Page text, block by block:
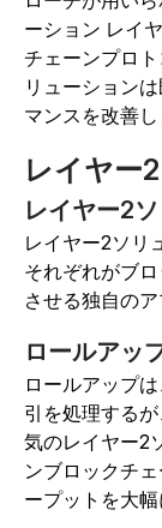
ーション レイ
チェーンプロ
リューション
マンスを改善し
レイヤー
レイヤー2
レイヤー2ソリ
それぞれがブ
させる独自の
ロールアッ
ロールアップ
引を処理する
気のレイヤー2
ンブロックチ
ープットを大幅